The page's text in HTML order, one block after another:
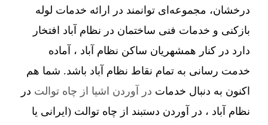
درخشان، مجموعه‌ای توانمند در ارائه خدمات لوله
بازکنی و خدمات فنی ساختمان در نظام آباد افتخار
دارد در کنار همشهریان ساکن نظام آباد ، آماده
خدمت رسانی به تمام نقاط نظام آباد باشد. شما هم
اکنون به دنبال خدمات در آوردن اشیا از چاه توالت در
نظام آباد ، در آوردن دستبند از چاه توالت (ایرانی یا